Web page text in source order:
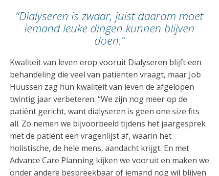
“Dialyseren is zwaar, juist daarom moet
iemand leuke dingen kunnen blijven
doen.”
Kwaliteit van leven erop vooruit Dialyseren blijft een
behandeling die veel van patiënten vraagt, maar Job
Huussen zag hun kwaliteit van leven de afgelopen
twintig jaar verbeteren. “We zijn nog meer op de
patiënt gericht, want dialyseren is geen one size fits
all. Zo nemen we bijvoorbeeld tijdens het jaargesprek
met de patiënt een vragenlijst af, waarin het
holistische, de hele mens, aandacht krijgt. En met
Advance Care Planning kijken we vooruit en maken we
onder andere bespreekbaar of iemand nog wil blijven